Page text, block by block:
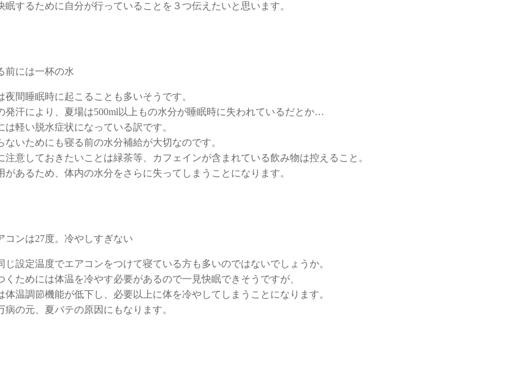
眠するために自分が行っていることを３つ伝えたいと思います。
前には一杯の水
夜間睡眠時に起こることも多いそうです。
発汗により、夏場は500ml以上もの水分が睡眠時に失われているだとか…
は軽い脱水症状になっている訳です。
ないためにも寝る前の水分補給が大切なのです。
注意しておきたいことは緑茶等、カフェインが含まれている飲み物は控えること。
があるため、体内の水分をさらに失ってしまうことになります。
コンは27度。冷やしすぎない
じ設定温度でエアコンをつけて寝ている方も多いのではないでしょうか。
くためには体温を冷やす必要があるので一見快眠できそうですが、
体温調節機能が低下し、必要以上に体を冷やしてしまうことになります。
病の元、夏バテの原因にもなります。